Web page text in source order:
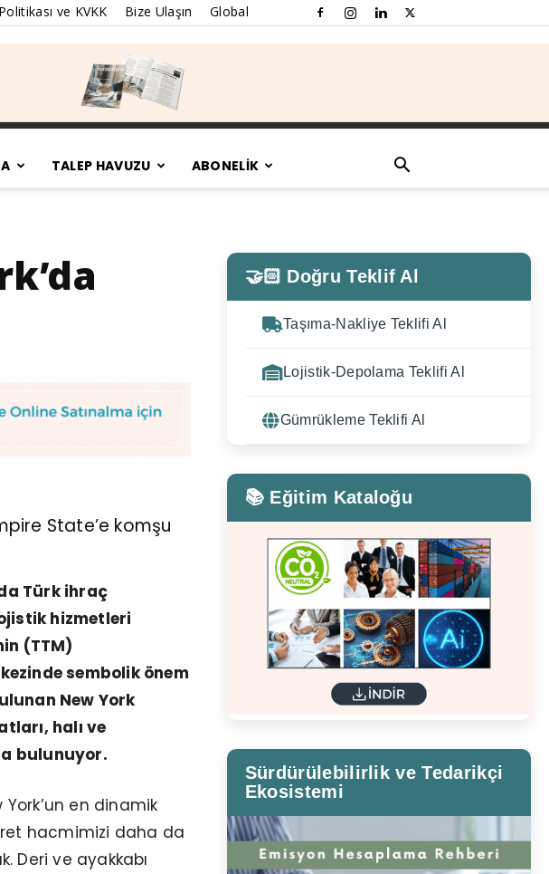
ve KVKK Bize Ulaşın Global
TALEP HAVUZU ABONELİK
State’e komşu
Türk ihraç
hizmetleri
(TTM)
sembolik önem
New York
halı ve
bulunuyor.
York’un en dinamik
hacmimizi daha da
Deri ve ayakkabı
🤝🏻 Doğru Teklif Al
Taşıma-Nakliye Teklifi Al
Lojistik-Depolama Teklifi Al
Gümrükleme Teklifi Al
📚 Eğitim Kataloğu
Sürdürülebilirlik ve Tedarikçi
Ekosistemi